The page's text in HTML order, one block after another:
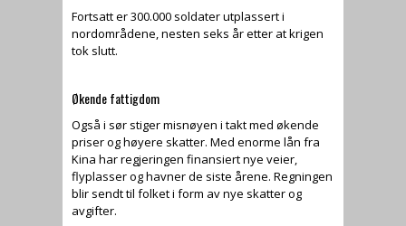
Fortsatt er 300.000 soldater utplassert i
nordområdene, nesten seks år etter at krigen
tok slutt.
Økende fattigdom
Også i sør stiger misnøyen i takt med økende
priser og høyere skatter. Med enorme lån fra
Kina har regjeringen finansiert nye veier,
flyplasser og havner de siste årene. Regningen
blir sendt til folket i form av nye skatter og
avgifter.